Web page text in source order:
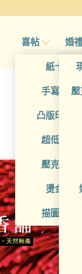
喜帖
紙卡喜帖
手寫風喜
凸版印刷
超低價喜
壓克力喜
燙金喜帖
描圖紙喜
婚